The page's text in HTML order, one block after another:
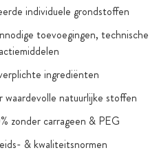
individuele grondstoffen
toevoegingen, technische
ingrediënten
natuurlijke stoffen
zonder carrageen & PEG
& kwaliteitsnormen